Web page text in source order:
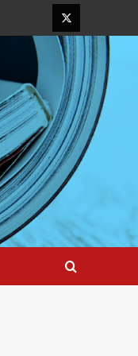
Elemento
del
menú